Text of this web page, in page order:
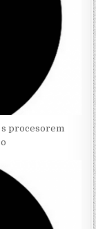
s procesorem